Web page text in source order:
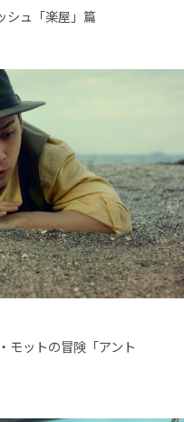
シュ「楽屋」篇
モットの冒険「アント